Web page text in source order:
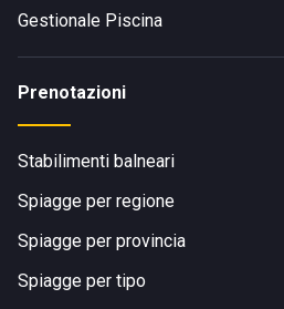
Gestionale Piscina
Prenotazioni
Stabilimenti balneari
Spiagge per regione
Spiagge per provincia
Spiagge per tipo